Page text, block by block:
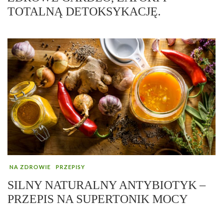
TOTALNĄ DETOKSYKACJĘ.
NA ZDROWIE PRZEPISY
SILNY NATURALNY ANTYBIOTYK –
PRZEPIS NA SUPERTONIK MOCY